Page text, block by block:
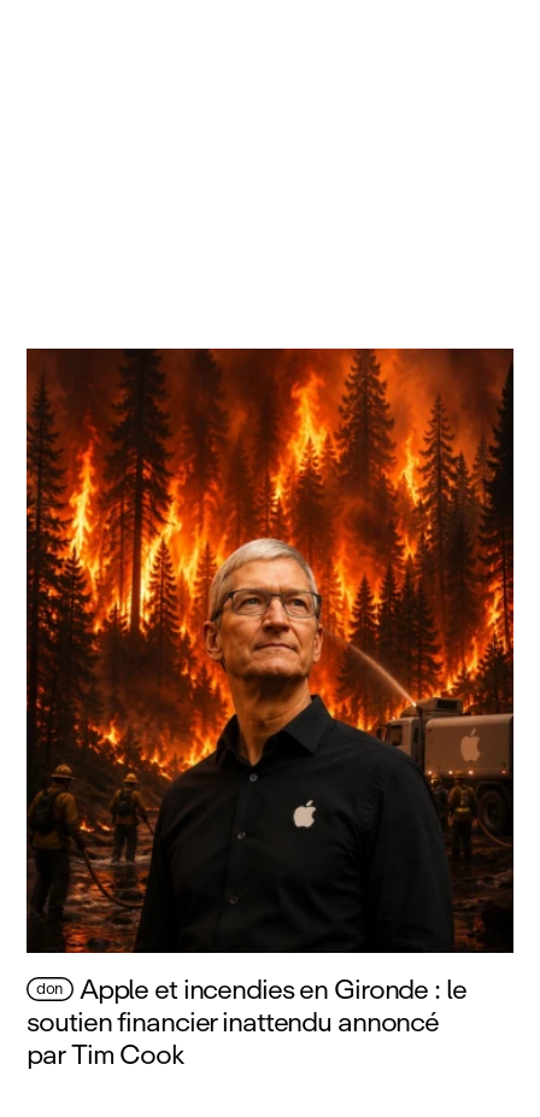
don Apple et incendies en Gironde : le
soutien financier inattendu annoncé
par Tim Cook